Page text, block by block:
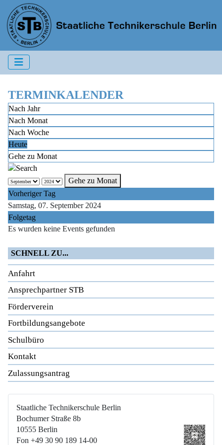
TERMINKALENDER
Nach Jahr
Nach Monat
Nach Woche
Heute
Gehe zu Monat
Gehe zu Monat
Vorheriger Tag
Samstag, 07. September 2024
Folgetag
Es wurden keine Events gefunden
SCHNELL ZU...
Anfahrt
Ansprechpartner STB
Förderverein
Fortbildungsangebote
Schulbüro
Kontakt
Zulassungsantrag
Staatliche Technikerschule Berlin
Bochumer Straße 8b
10555 Berlin
Fon +49 30 90 189 14-00